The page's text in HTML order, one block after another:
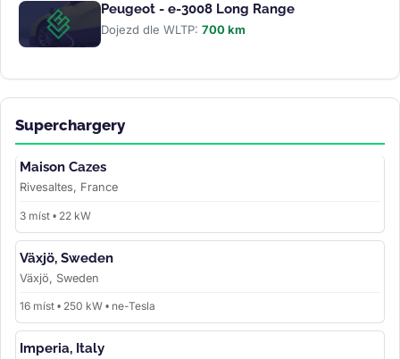
Peugeot - e-3008 Long Range
Dojezd dle WLTP: 700 km
Superchargery
Maison Cazes
Rivesaltes, France
3 míst • 22 kW
Växjö, Sweden
Växjö, Sweden
16 míst • 250 kW • ne-Tesla
Imperia, Italy